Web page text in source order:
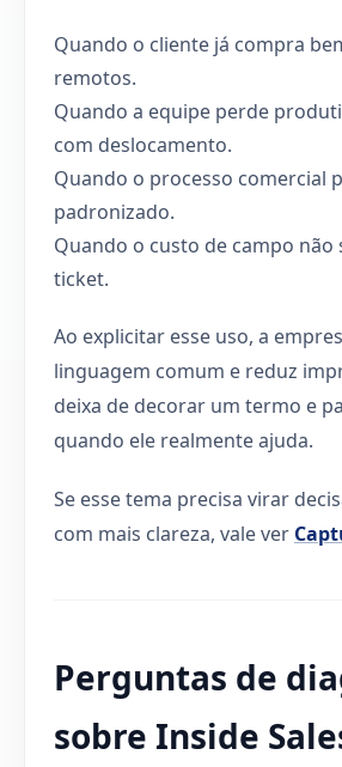
Quando o cliente já compra
remotos.
Quando a equipe perde
com deslocamento.
Quando o processo comercial
padronizado.
Quando o custo de campo não
ticket.
Ao explicitar esse uso, a
linguagem comum e reduz
deixa de decorar um termo e
quando ele realmente ajuda.
Se esse tema precisa virar
com mais clareza, vale ver
Perguntas de
sobre Inside